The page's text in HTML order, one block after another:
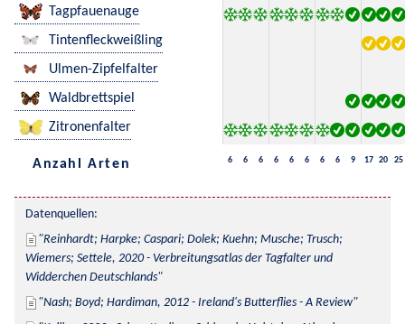
Tagpfauenauge
Tintenfleckweißling
Ulmen-Zipfelfalter
Waldbrettspiel
Zitronenfalter
Anzahl Arten 6 6 6 6 6 6 6 6 9 17 20 25
Datenquellen:
Reinhardt; Harpke; Caspari; Dolek; Kuehn; Musche; Trusch;
Wiemers; Settele, 2020 - Verbreitungsatlas der Tagfalter und
Widderchen Deutschlands
Nash; Boyd; Hardiman, 2012 - Ireland's Butterflies - A Review